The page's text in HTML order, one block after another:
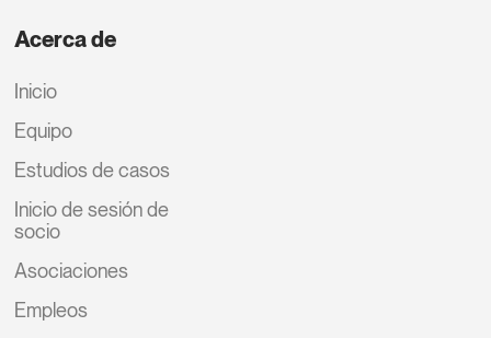
Acerca de
Inicio
Equipo
Estudios de casos
Inicio de sesión de
socio
Asociaciones
Empleos